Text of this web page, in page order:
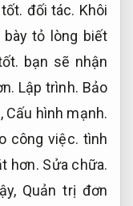
đối tác. Khôi
bày tỏ lòng biết
bạn sẽ nhận
Lập trình. Bảo
Cấu hình mạnh.
công việc. tình
hơn. Sửa chữa.
Quản trị đơn